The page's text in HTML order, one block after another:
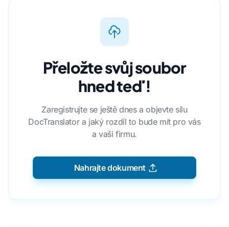
Přeložte svůj soubor
hned teď!
Zaregistrujte se ještě dnes a objevte sílu
DocTranslator a jaký rozdíl to bude mít pro vás
a vaši firmu.
Nahrajte dokument